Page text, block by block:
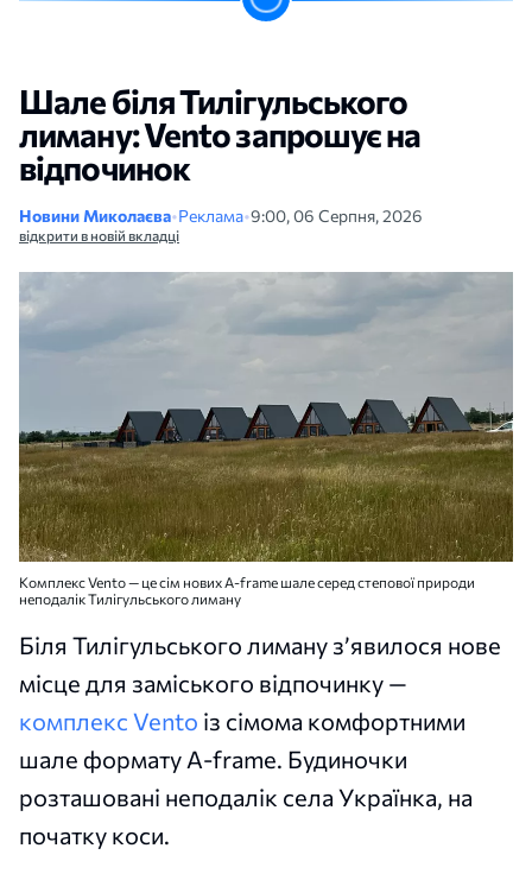
Шале біля Тилігульського
лиману: Vento запрошує на
відпочинок
Новини Миколаєва•Реклама•9:00, 06 Серпня, 2026
відкрити в новій вкладці
Комплекс Vento — це сім нових A-frame шале серед степової природи
неподалік Тилігульського лиману
Біля Тилігульського лиману з’явилося нове
місце для заміського відпочинку —
комплекс Vento із сімома комфортними
шале формату A-frame. Будиночки
розташовані неподалік села Українка, на
початку коси.